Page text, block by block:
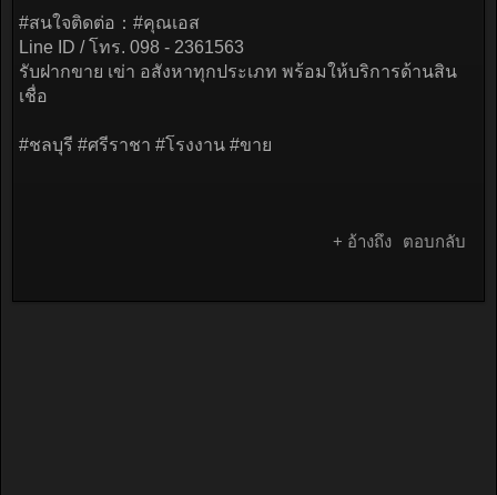
#สนใจติดต่อ：#คุณเอส
Line ID / โทร. 098 - 2361563
รับฝากขาย เข่า อสังหาทุกประเภท พร้อมให้บริการด้านสิน
เชื่อ
#ชลบุรี #ศรีราชา #โรงงาน #ขาย
+ อ้างถึง ตอบกลับ